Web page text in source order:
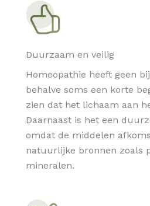
Duurzaam en veilig
Homeopathie heeft geen
behalve soms een korte
zien dat het lichaam aan
Daarnaast is het een
omdat de middelen
natuurlijke bronnen zoals
mineralen.